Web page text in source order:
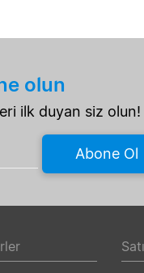
olun
ilk duyan siz olun!
Abone Ol